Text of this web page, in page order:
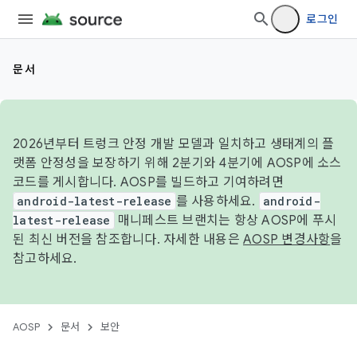
로그인
문서
2026년부터 트렁크 안정 개발 모델과 일치하고 생태계의 플
랫폼 안정성을 보장하기 위해 2분기와 4분기에 AOSP에 소스
코드를 게시합니다. AOSP를 빌드하고 기여하려면
android-latest-release 를 사용하세요.
android-
latest-release
매니페스트 브랜치는 항상 AOSP에 푸시
된 최신 버전을 참조합니다. 자세한 내용은 AOSP 변경사항을
참고하세요.
AOSP 문서 보안